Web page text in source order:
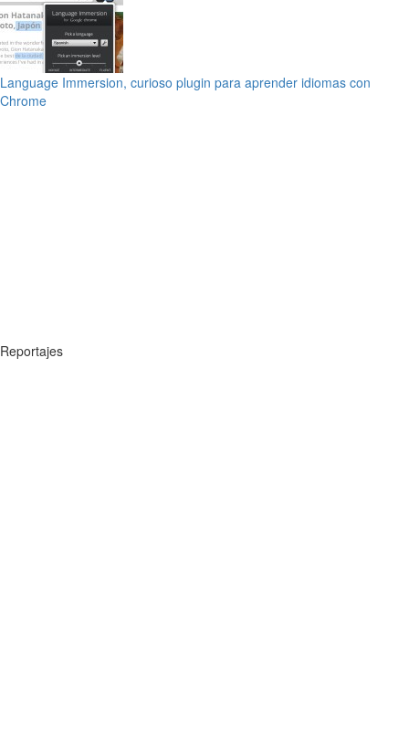
Language Immersion, curioso plugin para aprender idiomas con
Chrome
Reportajes